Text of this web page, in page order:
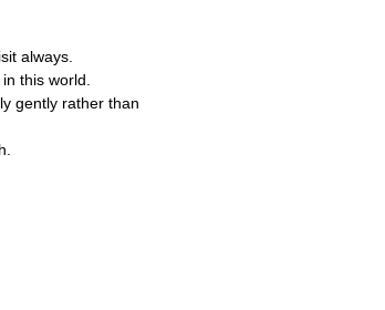
always.
this world.
gently rather than